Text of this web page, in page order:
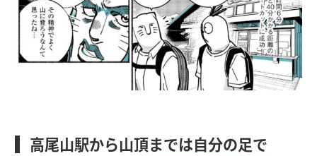
高尾山駅から山頂までは自分の足で